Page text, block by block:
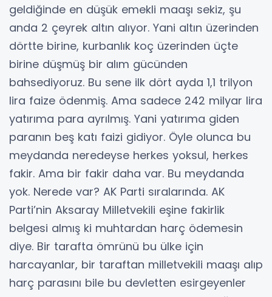
geldiğinde en düşük emekli maaşı sekiz, şu
anda 2 çeyrek altın alıyor. Yani altın üzerinden
dörtte birine, kurbanlık koç üzerinden üçte
birine düşmüş bir alım gücünden
bahsediyoruz. Bu sene ilk dört ayda 1,1 trilyon
lira faize ödenmiş. Ama sadece 242 milyar lira
yatırıma para ayrılmış. Yani yatırıma giden
paranın beş katı faizi gidiyor. Öyle olunca bu
meydanda neredeyse herkes yoksul, herkes
fakir. Ama bir fakir daha var. Bu meydanda
yok. Nerede var? AK Parti sıralarında. AK
Parti’nin Aksaray Milletvekili eşine fakirlik
belgesi almış ki muhtardan harç ödemesin
diye. Bir tarafta ömrünü bu ülke için
harcayanlar, bir taraftan milletvekili maaşı alıp
harç parasını bile bu devletten esirgeyenler